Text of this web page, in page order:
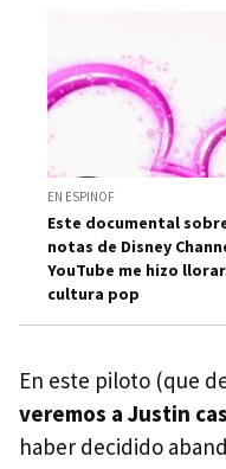
EN ESPINOF
Este documental
notas de Disney
YouTube me hizo
cultura pop
En este piloto (que
veremos a Justin
haber decidido